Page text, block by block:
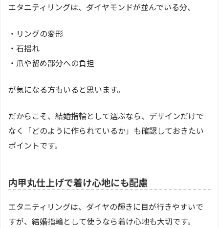
エタニティリングは、ダイヤモンドが並んでいる分、
・リングの変形
・石揺れ
・爪や留め部分への負担
が気になる方もいると思います。
だからこそ、結婚指輪として選ぶなら、デザインだけで
なく「どのように作られているか」も確認しておきたい
ポイントです。
内甲丸仕上げで着け心地にも配慮
エタニティリングは、ダイヤの輝きに目が行きやすいで
すが、結婚指輪として使うなら着け心地も大切です。